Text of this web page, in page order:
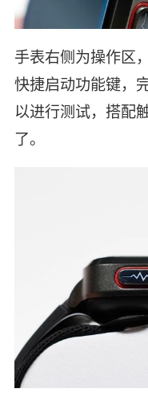
手表右侧为操作区
快捷启动功能键，
以进行测试，搭配
了。